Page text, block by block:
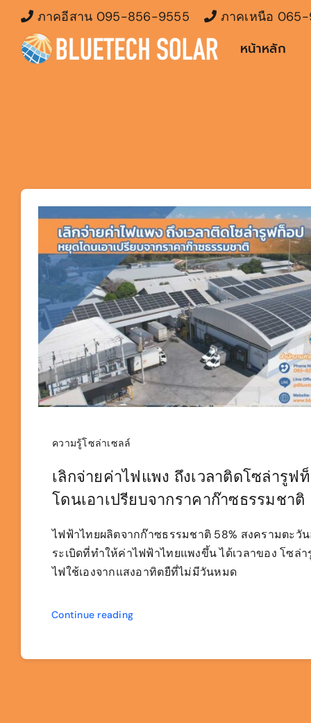
content
ภาคอีสาน 095-856-9555 ภาคเหนือ 065-
หน้าหลัก
ความรู้โซล่าเซลล์
เลิกจ่ายค่าไฟแพง ถึงเวลาติดโซล่ารูฟ
โดนเอาเปรียบจากราคาก๊าซธรรมชาติ
ไฟฟ้าไทยผลิตจากก๊าซธรรมชาติ 58% สงครามตะวั
ระเบิดที่ทำให้ค่าไฟฟ้าไทยแพงขึ้น ได้เวลาของ โซล่
ไฟใช้เองจากแสงอาทิตยืที่ไม่มีวันหมด
Continue reading